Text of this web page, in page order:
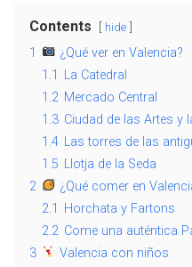
Contents hide
1
¿Qué ver en Valencia?
1.1
La Catedral
1.2 Mercado Central
1.3 Ciudad de las Artes y
1.4 Las torres de las
1.5 Llotja de la Seda
2
¿Qué comer en
2.1
Horchata y Fartons
2.2 Come una auténtica
3
Valencia con niños